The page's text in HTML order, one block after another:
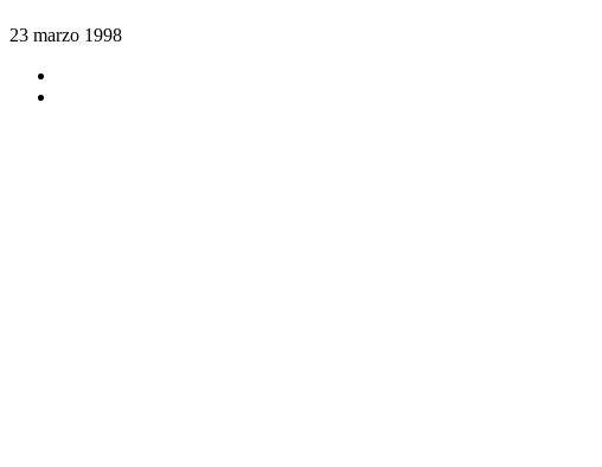
23 marzo 1998